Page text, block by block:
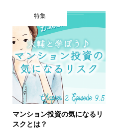
特集
マンション投資の気になるリ
スクとは？